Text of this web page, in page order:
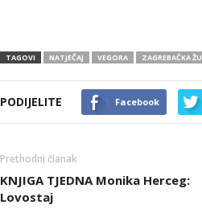
TAGOVI NATJEČAJ VEGORA ZAGREBAČKA
PODIJELITE Facebook
Prethodni članak
KNJIGA TJEDNA Monika Herceg:
Lovostaj